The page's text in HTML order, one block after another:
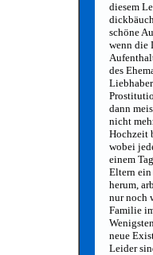
diesem
schöne
wenn die
des
dann
nicht
Hochzeit
wobei
einem
Eltern ein
herum,
nur noch
Familie
neue
Leider